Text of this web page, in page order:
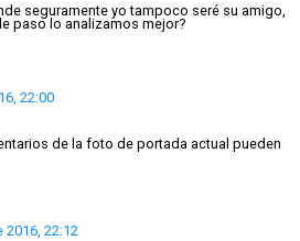
seguramente yo tampoco seré su amigo,
paso lo analizamos mejor?
22:00
de la foto de portada actual pueden
2016, 22:12